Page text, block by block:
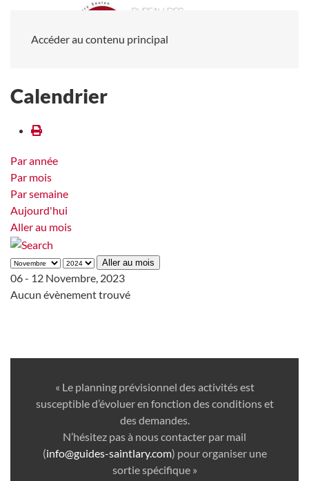
Accéder au contenu principal
Calendrier
Par année
Par mois
Par semaine
Aujourd'hui
Aller au mois
Aller au mois
06 - 12 Novembre, 2023
Aucun évènement trouvé
« Le planning prévisionnel des activités est
susceptible d’évoluer en fonction des conditions et
des demandes.
N’hésitez pas à nous contacter par mail
(info@guides-saintlary.com) pour organiser une
sortie spécifique »